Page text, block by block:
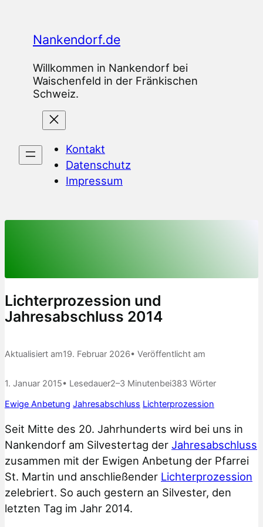
springenNankendorf.de
Willkommen in Nankendorf bei
Waischenfeld in der Fränkischen
Schweiz.
Kontakt
Datenschutz
Impressum
Lichterprozession und
Jahresabschluss 2014
Aktualisiert am19. Februar 2026• Veröffentlicht am
1. Januar 2015• Lesedauer2–3 Minutenbei383 Wörter
Ewige Anbetung Jahresabschluss Lichterprozession
Seit Mitte des 20. Jahrhunderts wird bei uns in
Nankendorf am Silvestertag der Jahresabschluss
zusammen mit der Ewigen Anbetung der Pfarrei
St. Martin und anschließender Lichterprozession
zelebriert. So auch gestern an Silvester, den
letzten Tag im Jahr 2014.